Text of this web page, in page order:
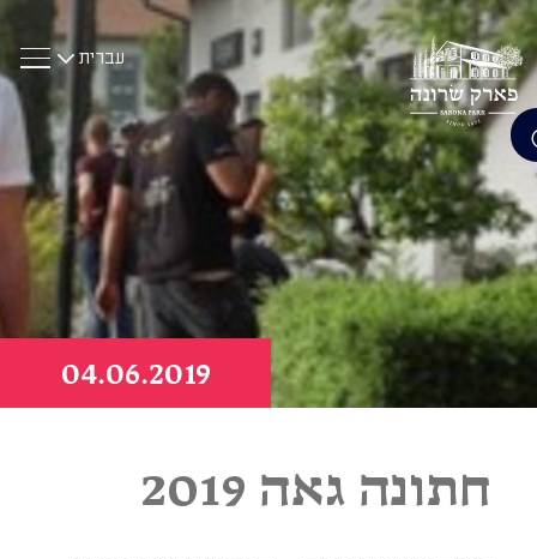
עברית
04.06.2019
חתונה גאה 2019